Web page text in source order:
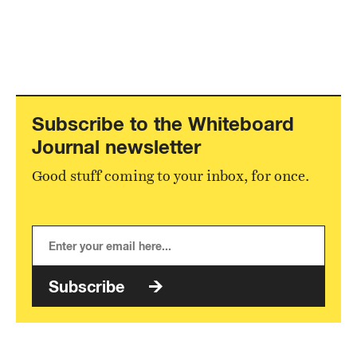
Subscribe to the Whiteboard
Journal newsletter
Good stuff coming to your inbox, for once.
Subscribe